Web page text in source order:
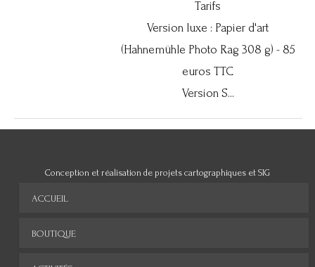
Tarifs
Version luxe : Papier d'art
(Hahnemühle Photo Rag 308 g) - 85
euros TTC
Version S...
Conception et réalisation de projets cartographiques et SIG
ACCUEIL
BOUTIQUE